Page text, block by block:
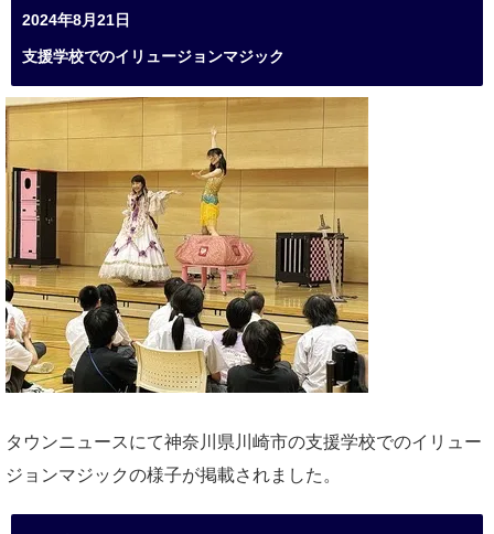
2024年8月21日
支援学校でのイリュージョンマジック
タウンニュースにて神奈川県川崎市の支援学校でのイリュー
ジョンマジックの様子が掲載されました。